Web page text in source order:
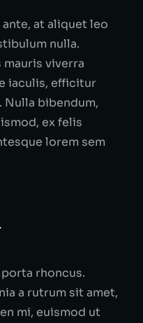
at aliquet leo
nulla.
viverra
iaculis, efficitur
Nulla bibendum,
ex felis
lorem sem
rhoncus.
a rutrum sit amet,
mi, euismod ut